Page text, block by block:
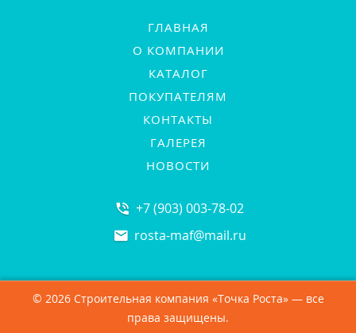
ГЛАВНАЯ
О КОМПАНИИ
КАТАЛОГ
ПОКУПАТЕЛЯМ
КОНТАКТЫ
ГАЛЕРЕЯ
НОВОСТИ
+7 (903) 003-78-02
rosta-maf@mail.ru
© 2026 Строительная компания «Точка Роста» — все
права защищены.